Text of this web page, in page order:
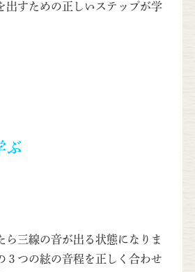
出すための正しいステップが学
ぶ
ら三線の音が出る状態になりま
つの絃の音程を正しく合わせ